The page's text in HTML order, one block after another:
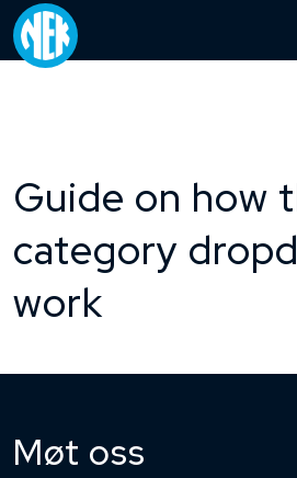
Guide on how
category
work
Møt oss